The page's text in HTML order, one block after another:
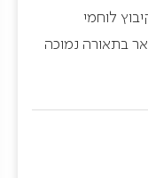
לוחמי
בתאורה נמוכה
עבריה